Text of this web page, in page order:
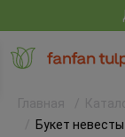
Главная
Букет